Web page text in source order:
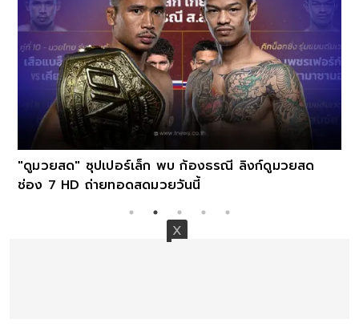
"ดูมวยสด" ซุปเปอร์เล็ก พบ ก้องธรณี ลิงก์ดูมวยสด
ช่อง 7 HD ถ่ายทอดสดมวยวันนี้